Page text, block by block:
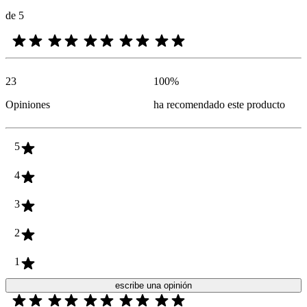
de 5
23
Opiniones
100%
ha recomendado este producto
5
4
3
2
1
escribe una opinión